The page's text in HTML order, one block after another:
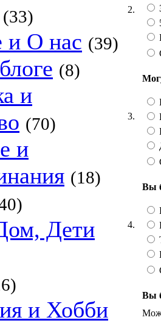
(33)
и О нас (39)
(8)
и
(70)
и
(18)
Дети
и Хобби
2.
3.
4.
Вы
Вы